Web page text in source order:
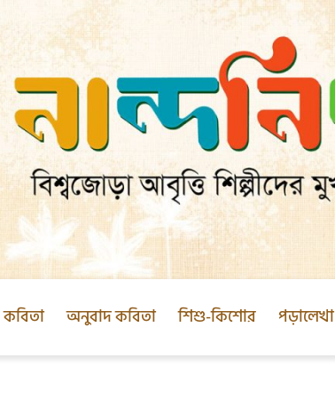
কবিতা অনুবাদ কবিতা শিশু-কিশোর পড়ালেখা